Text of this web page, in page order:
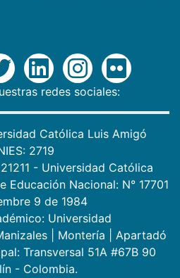
redes sociales:
Católica Luis Amigó
2719
- Universidad Católica
Educación Nacional: N° 17701
9 de 1984
Universidad
Montería
Apartadó
Transversal 51A #67B 90
- Colombia.